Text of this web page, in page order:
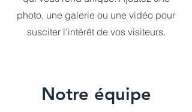
photo, une galerie ou une vidéo pour
susciter l'intérêt de vos visiteurs.
Notre équipe